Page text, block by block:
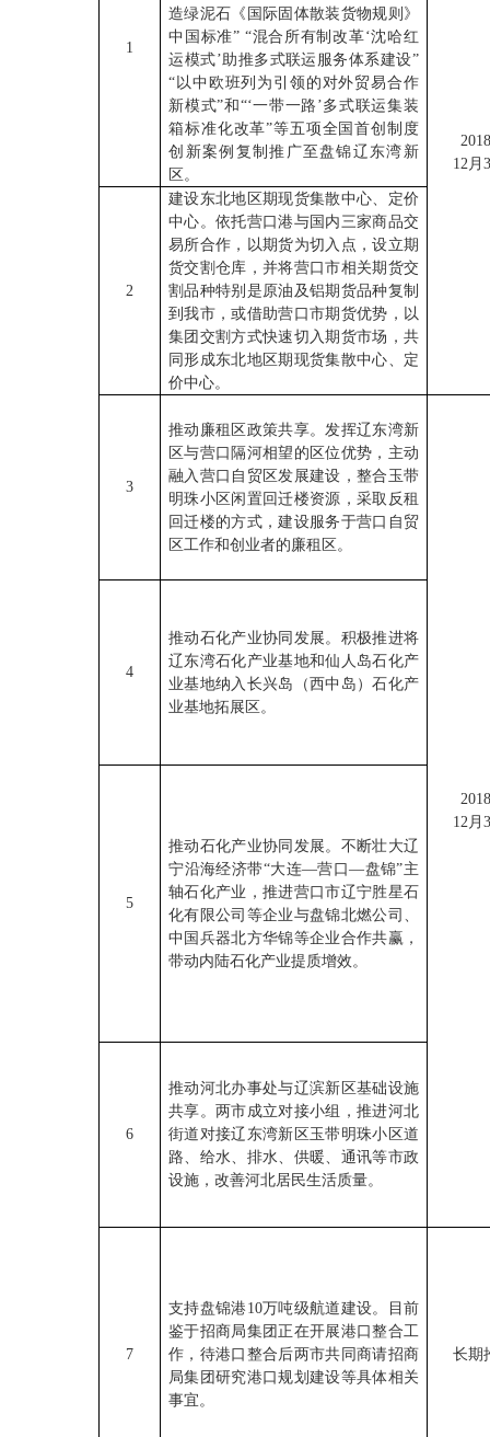
1
造绿泥石《国际固体散装货物规则》
中国标准” “混合所有制改革‘沈哈红
运模式’助推多式联运服务体系建设”
“以中欧班列为引领的对外贸易合作
新模式”和“‘一带一路’多式联运集装
箱标准化改革”等五项全国首创制度
创新案例复制推广至盘锦辽东湾新
区。
12月
2
建设东北地区期现货集散中心、定价
中心。依托营口港与国内三家商品交
易所合作，以期货为切入点，设立期
货交割仓库，并将营口市相关期货交
割品种特别是原油及铝期货品种复制
到我市，或借助营口市期货优势，以
集团交割方式快速切入期货市场，共
同形成东北地区期现货集散中心、定
价中心。
3
推动廉租区政策共享。发挥辽东湾新
区与营口隔河相望的区位优势，主动
融入营口自贸区发展建设，整合玉带
明珠小区闲置回迁楼资源，采取反租
回迁楼的方式，建设服务于营口自贸
区工作和创业者的廉租区。
12月
4
推动石化产业协同发展。积极推进将
辽东湾石化产业基地和仙人岛石化产
业基地纳入长兴岛（西中岛）石化产
业基地拓展区。
5
推动石化产业协同发展。不断壮大辽
宁沿海经济带“大连—营口—盘锦”主
轴石化产业，推进营口市辽宁胜星石
化有限公司等企业与盘锦北燃公司、
中国兵器北方华锦等企业合作共赢，
带动内陆石化产业提质增效。
6
推动河北办事处与辽滨新区基础设施
共享。两市成立对接小组，推进河北
街道对接辽东湾新区玉带明珠小区道
路、给水、排水、供暖、通讯等市政
设施，改善河北居民生活质量。
7
支持盘锦港10万吨级航道建设。目前
鉴于招商局集团正在开展港口整合工
作，待港口整合后两市共同商请招商
局集团研究港口规划建设等具体相关
事宜。
长期